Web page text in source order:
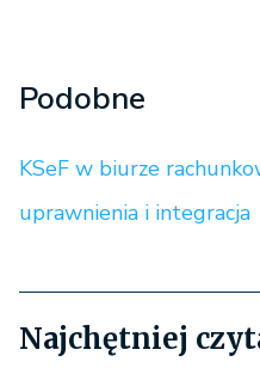
Podobne
KSeF w biurze
uprawnienia i integracja
Najchętniej